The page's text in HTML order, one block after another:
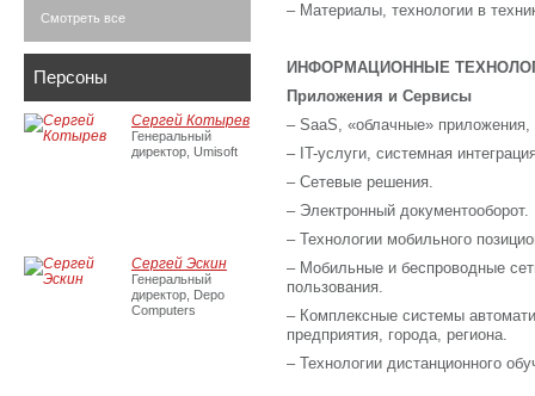
– Материалы, технологии в
ИНФОРМАЦИОННЫЕ
Приложения и Сервисы
– SaaS, «облачные» приложения,
– IT-услуги, системная
– Сетевые решения.
– Электронный документооборот.
– Технологии мобильного
– Мобильные и беспроводные
пользования.
– Комплексные системы
предприятия, города, региона.
– Технологии дистанционного
Смотреть все
Персоны
Сергей Котырев
Генеральный
директор, Umisoft
Сергей Эскин
Генеральный
директор, Depo
Computers